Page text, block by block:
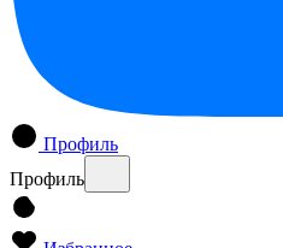
Профиль
Профиль